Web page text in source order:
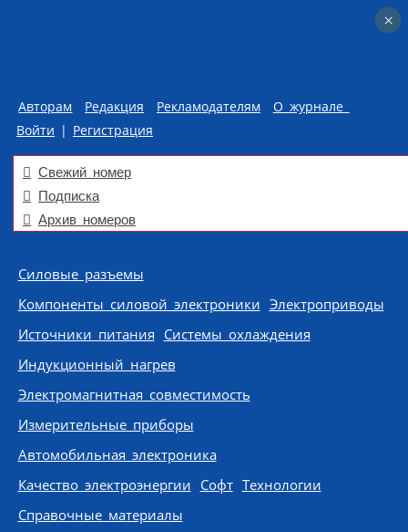
Авторам Редакция Рекламодателям
О журнале
Войти | Регистрация
Свежий номер
Подписка
Архив номеров
Skip to content
Силовые разъемы
Компоненты силовой электроники Электроприводы
Источники питания Системы охлаждения
Индукционный нагрев
Электромагнитная совместимость
Измерительные приборы
Автомобильная электроника
Качество электроэнергии Софт Технологии
Справочные материалы
×
×